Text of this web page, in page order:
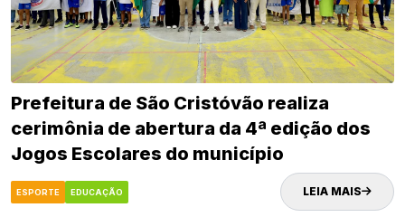
Prefeitura de São Cristóvão realiza
cerimônia de abertura da 4ª edição dos
Jogos Escolares do município
ESPORTE EDUCAÇÃO LEIA MAIS